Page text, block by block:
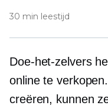
30 min leestijd
Doe-het-zelvers
online te
creëren, kunnen